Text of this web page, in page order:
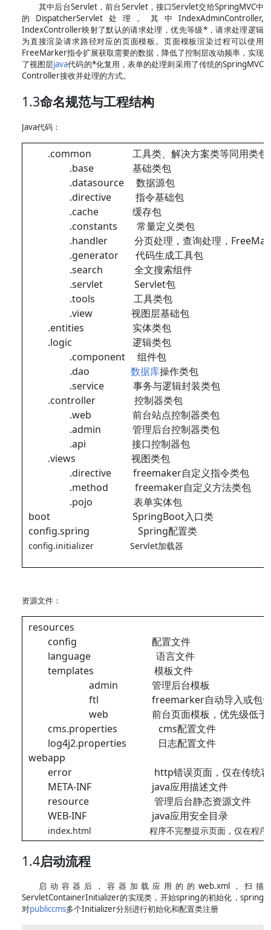
其中后台Servlet，前台Servlet，接口Servlet交给SpringMVC中
的DispatcherServlet处理。其中IndexAdminController,
IndexController映射了默认的请求处理，优先等级*，请求处理逻辑
为直接渲染请求路径对应的页面模板。页面模板渲染过程可以使用
FreeMarker指令扩展获取需要的数据，降低了控制层改动频率，实现
了视图层java代码的*化复用，表单的处理则采用了传统的SpringMVC
Controller接收并处理的方式。
1.3命名规范与工程结构
Java代码：
.common 工具类、解决方案类等同用类包
.base 基础类包
.datasource 数据源包
.directive 指令基础包
.cache 缓存包
.constants 常量定义类包
.handler 分页处理，查询处理，
.generator 代码生成工具包
.search 全文搜索组件
.servlet Servlet包
.tools 工具类包
.view 视图层基础包
.entities 实体类包
.logic 逻辑类包
.component 组件包
.dao 数据库操作类包
.service 事务与逻辑封装类包
.controller 控制器类包
.web 前台站点控制器类包
.admin 管理后台控制器类包
.api 接口控制器包
.views 视图类包
.directive freemaker自定义指令类包
.method freemaker自定义方法类包
.pojo 表单实体包
boot SpringBoot入口类
config.spring Spring配置类
config.initializer Servlet加载器
资源文件：
resources
config 配置文件
language 语言文件
templates 模板文件
admin 管理后台模板
ftl freemarker自动导入或包含的
web 前台页面模板，优先级低于数据目
cms.properties cms配置文件
log4j2.properties 日志配置文件
webapp
error http错误页面，仅在传统容器
META-INF java应用描述文件
resource 管理后台静态资源文件
WEB-INF java应用安全目录
index.html 程序不完整提示页面，仅在程序
1.4启动流程
启动容器后，容器加载应用的的web.xml，扫描
ServletContainerInitializer的实现类，开始spring的初始化，spring
对publiccms多个Initializer分别进行初始化和配置类注册